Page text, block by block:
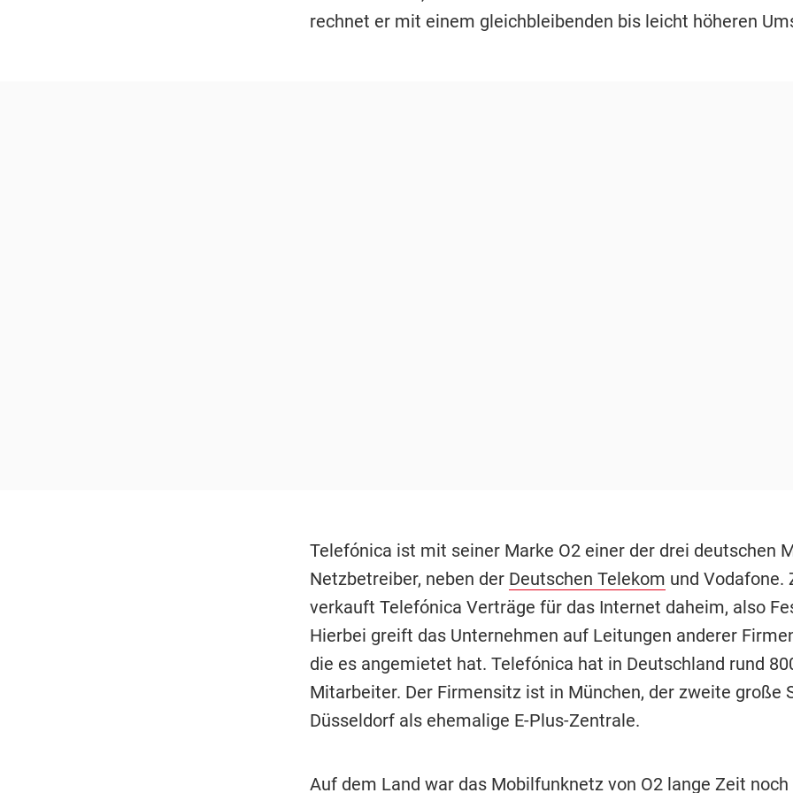
rechnet er mit einem gleichbleibenden bis leicht höheren
Telefónica ist mit seiner Marke O2 einer der drei deutschen
Netzbetreiber, neben der Deutschen Telekom und Vodafone.
verkauft Telefónica Verträge für das Internet daheim, also
Hierbei greift das Unternehmen auf Leitungen anderer
die es angemietet hat. Telefónica hat in Deutschland rund
Mitarbeiter. Der Firmensitz ist in München, der zweite große
Düsseldorf als ehemalige E-Plus-Zentrale.
Auf dem Land war das Mobilfunknetz von O2 lange Zeit noch